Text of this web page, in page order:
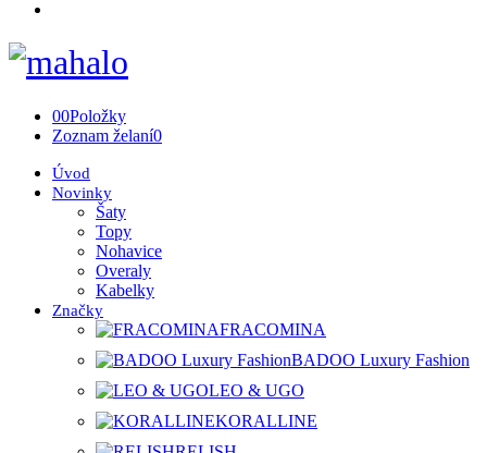
00Položky
Zoznam želaní0
Úvod
Novinky
Šaty
Topy
Nohavice
Overaly
Kabelky
Značky
FRACOMINA
BADOO Luxury Fashion
LEO & UGO
KORALLINE